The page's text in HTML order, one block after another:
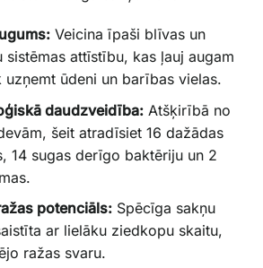
Veicina īpaši blīvas un
sistēmas attīstību, kas ļauj augam
ūdeni un barības vielas.
daudzveidība:Atšķirībā no
šeit atradīsiet 16 dažādas
14 sugas derīgo baktēriju un 2
potenciāls:Spēcīga sakņu
ar lielāku ziedkopu skaitu,
ražas svaru.